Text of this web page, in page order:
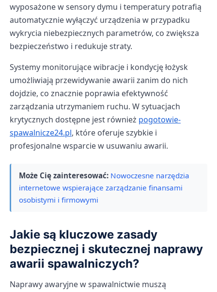
wyposażone w sensory dymu i temperatury potrafią
automatycznie wyłączyć urządzenia w przypadku
wykrycia niebezpiecznych parametrów, co zwiększa
bezpieczeństwo i redukuje straty.
Systemy monitorujące wibracje i kondycję łożysk
umożliwiają przewidywanie awarii zanim do nich
dojdzie, co znacznie poprawia efektywność
zarządzania utrzymaniem ruchu. W sytuacjach
krytycznych dostępne jest również pogotowie-
spawalnicze24.pl, które oferuje szybkie i
profesjonalne wsparcie w usuwaniu awarii.
Może Cię zainteresować: Nowoczesne narzędzia
internetowe wspierające zarządzanie finansami
osobistymi i firmowymi
Jakie są kluczowe zasady
bezpiecznej i skutecznej naprawy
awarii spawalniczych?
Naprawy awaryjne w spawalnictwie muszą